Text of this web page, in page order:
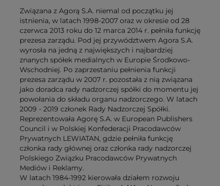
Związana z Agorą S.A. niemal od początku jej
istnienia, w latach 1998-2007 oraz w okresie od 28
czerwca 2013 roku do 12 marca 2014 r. pełniła funkcję
prezesa zarządu. Pod jej przywództwem Agora S.A.
wyrosła na jedną z największych i najbardziej
znanych spółek medialnych w Europie Środkowo-
Wschodniej. Po zaprzestaniu pełnienia funkcji
prezesa zarządu w 2007 r. pozostała z nią związana
jako doradca rady nadzorczej spółki do momentu jej
powołania do składu organu nadzorczego. W latach
2009 - 2019 członek Rady Nadzorczej Spółki.
Reprezentowała Agorę S.A. w European Publishers
Council i w Polskiej Konfederacji Pracodawców
Prywatnych LEWIATAN, gdzie pełniła funkcję
członka rady głównej oraz członka rady nadzorczej
Polskiego Związku Pracodawców Prywatnych
Mediów i Reklamy.
W latach 1984-1992 kierowała działem rozwoju